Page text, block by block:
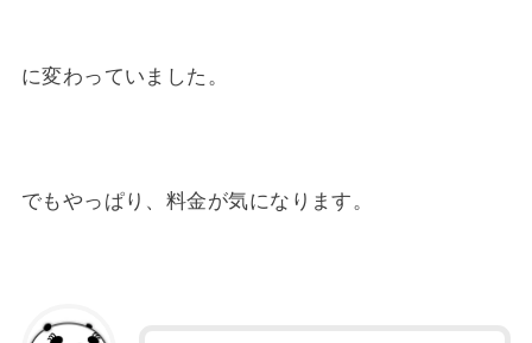
に変わっていました。
でもやっぱり、料金が気になります。